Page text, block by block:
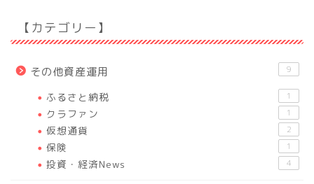
【カテゴリー】
その他資産運用 9
ふるさと納税 1
クラファン 1
仮想通貨 2
保険 1
投資・経済News 4